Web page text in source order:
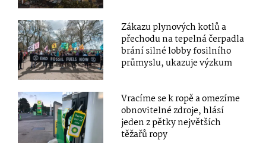
Zákazu plynových kotlů a
přechodu na tepelná čerpadla
brání silné lobby fosilního
průmyslu, ukazuje výzkum
Vracíme se k ropě a omezíme
obnovitelné zdroje, hlásí
jeden z pětky největších
těžařů ropy